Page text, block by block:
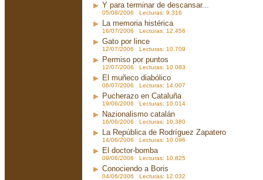
Y para terminar de descansar...
05/08/2006 Lecturas: 9.316
La memoria histérica
16/07/2006 Lecturas: 12.456
Gato por lince
12/07/2006 Lecturas: 10.709
Permiso por puntos
12/07/2006 Lecturas: 10.083
El muñeco diabólico
06/07/2006 Lecturas: 14.007
Pucherazo en Cataluña
19/06/2006 Lecturas: 10.014
Nazionalismo catalán
16/06/2006 Lecturas: 10.380
La República de Rodríguez Zapatero
14/06/2006 Lecturas: 10.096
El doctor-bomba
09/06/2006 Lecturas: 10.825
Conociendo a Boris
04/06/2006 Lecturas: 12.032